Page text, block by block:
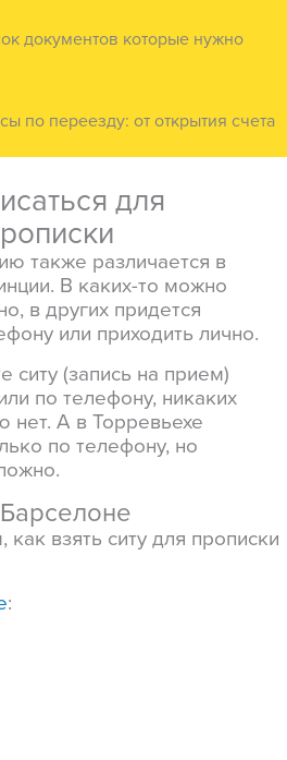
документов которые нужно
по переезду: от открытия счета
для
также различается в
В каких-то можно
в других придется
или приходить лично.
ситу (запись на прием)
по телефону, никаких
нет. А в Торревьехе
по телефону, но
взять ситу для прописки
: